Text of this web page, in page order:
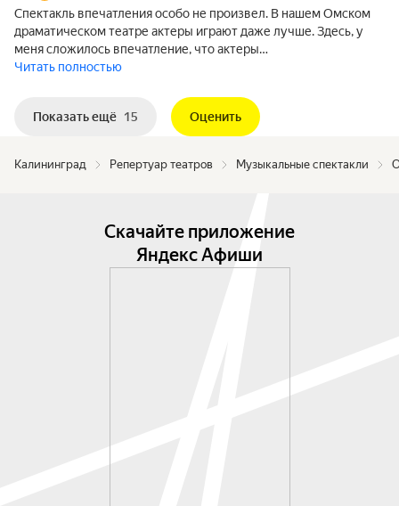
Спектакль впечатления особо не произвел. В нашем Омском
драматическом театре актеры играют даже лучше. Здесь, у
меня сложилось впечатление, что актеры…
Читать полностью
Показать ещё 15 Оценить
Калининград Репертуар театров Музыкальные спектакли
Скачайте приложение
Яндекс Афиши